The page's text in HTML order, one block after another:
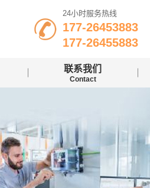
24小时服务热线
177-26453883
177-26455883
联系我们
Contact